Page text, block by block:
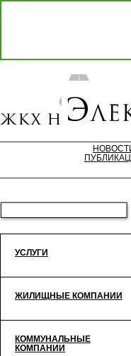
УСЛУГИ
ЖИЛИЩНЫЕ КОМПАНИИ
КОММУНАЛЬНЫЕ
КОМПАНИИ